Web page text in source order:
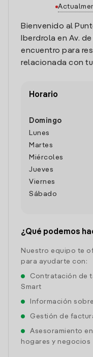
Bienvenido al
Iberdrola en Av.
encuentro para
relacionada con
Horario
Domingo
Lunes
Martes
Miércoles
Jueves
Viernes
Sábado
¿Qué podemos
Nuestro equipo te
para ayudarte con:
Contratación de
Smart
Información
Gestión de
Asesoramiento
hogares y negocios